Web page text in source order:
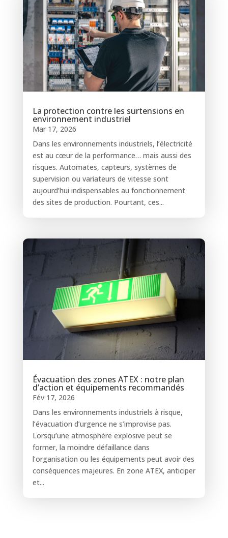
La protection contre les surtensions en
environnement industriel
Mar 17, 2026
Dans les environnements industriels, l’électricité
est au cœur de la performance… mais aussi des
risques. Automates, capteurs, systèmes de
supervision ou variateurs de vitesse sont
aujourd’hui indispensables au fonctionnement
des sites de production. Pourtant, ces...
Évacuation des zones ATEX : notre plan
d’action et équipements recommandés
Fév 17, 2026
Dans les environnements industriels à risque,
l’évacuation d’urgence ne s’improvise pas.
Lorsqu’une atmosphère explosive peut se
former, la moindre défaillance dans
l’organisation ou les équipements peut avoir des
conséquences majeures. En zone ATEX, anticiper
et...